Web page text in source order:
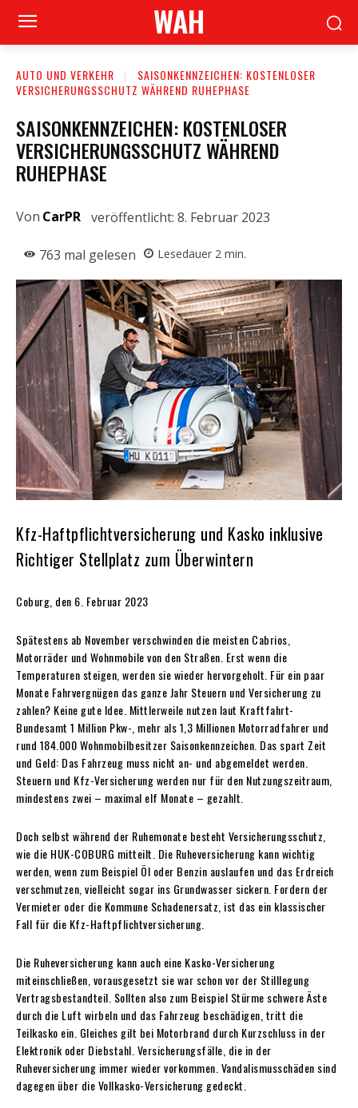
WAH
AUTO UND VERKEHR
SAISONKENNZEICHEN: KOSTENLOSER
VERSICHERUNGSSCHUTZ WÄHREND RUHEPHASE
SAISONKENNZEICHEN: KOSTENLOSER
VERSICHERUNGSSCHUTZ WÄHREND
RUHEPHASE
Von CarPR veröffentlicht: 8. Februar 2023
763 mal gelesen Lesedauer 2 min.
Kfz-Haftpflichtversicherung und Kasko inklusive
Richtiger Stellplatz zum Überwintern
Coburg, den 6. Februar 2023
Spätestens ab November verschwinden die meisten Cabrios,
Motorräder und Wohnmobile von den Straßen. Erst wenn die
Temperaturen steigen, werden sie wieder hervorgeholt. Für ein paar
Monate Fahrvergnügen das ganze Jahr Steuern und Versicherung zu
zahlen? Keine gute Idee. Mittlerweile nutzen laut Kraftfahrt-
Bundesamt 1 Million Pkw-, mehr als 1,3 Millionen Motorradfahrer und
rund 184.000 Wohnmobilbesitzer Saisonkennzeichen. Das spart Zeit
und Geld: Das Fahrzeug muss nicht an- und abgemeldet werden.
Steuern und Kfz-Versicherung werden nur für den Nutzungszeitraum,
mindestens zwei – maximal elf Monate – gezahlt.
Doch selbst während der Ruhemonate besteht Versicherungsschutz,
wie die HUK-COBURG mitteilt. Die Ruheversicherung kann wichtig
werden, wenn zum Beispiel Öl oder Benzin auslaufen und das Erdreich
verschmutzen, vielleicht sogar ins Grundwasser sickern. Fordern der
Vermieter oder die Kommune Schadenersatz, ist das ein klassischer
Fall für die Kfz-Haftpflichtversicherung.
Die Ruheversicherung kann auch eine Kasko-Versicherung
miteinschließen, vorausgesetzt sie war schon vor der Stilllegung
Vertragsbestandteil. Sollten also zum Beispiel Stürme schwere Äste
durch die Luft wirbeln und das Fahrzeug beschädigen, tritt die
Teilkasko ein. Gleiches gilt bei Motorbrand durch Kurzschluss in der
Elektronik oder Diebstahl. Versicherungsfälle, die in der
Ruheversicherung immer wieder vorkommen. Vandalismusschäden sind
dagegen über die Vollkasko-Versicherung gedeckt.